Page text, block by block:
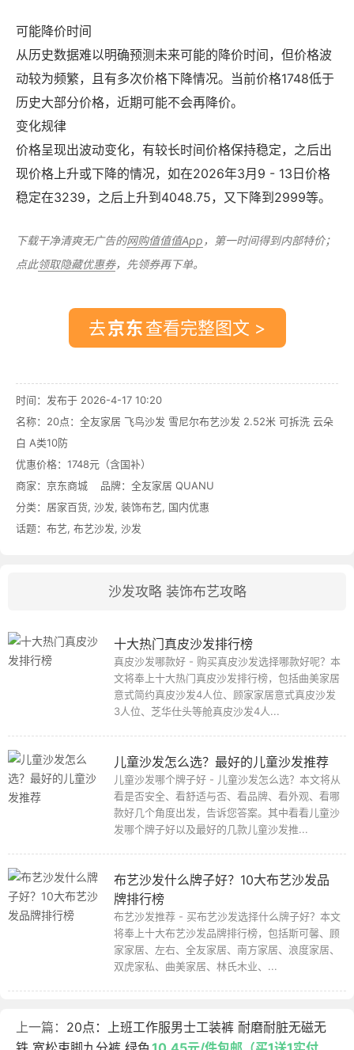
可能降价时间
从历史数据难以明确预测未来可能的降价时间，但价格波
动较为频繁，且有多次价格下降情况。当前价格1748低于
历史大部分价格，近期可能不会再降价。
变化规律
价格呈现出波动变化，有较长时间价格保持稳定，之后出
现价格上升或下降的情况，如在2026年3月9 - 13日价格
稳定在3239，之后上升到4048.75，又下降到2999等。
下载干净清爽无广告的网购值值值App ，第一时间得到内部特价；
点此领取隐藏优惠券，先领券再下单。
去 查看完整图文 >
时间：发布于 2026-4-17 10:20
名称： 20点：全友家居 飞鸟沙发 雪尼尔布艺沙发 2.52米 可拆洗 云朵
白 A类10防
优惠价格： 1748元（含国补）
商家： 京东商城 品牌： 全友家居 QUANU
分类： 居家百货, 沙发, 装饰布艺, 国内优惠
话题： 布艺, 布艺沙发, 沙发
沙发攻略 装饰布艺攻略
十大热门真皮沙发排行榜
真皮沙发哪款好 - 购买真皮沙发选择哪款好呢？本
文将奉上十大热门真皮沙发排行榜，包括曲美家居
意式简约真皮沙发4人位、顾家家居意式真皮沙发
3人位、芝华仕头等舱真皮沙发4人...
儿童沙发怎么选？最好的儿童沙发推荐
儿童沙发哪个牌子好 - 儿童沙发怎么选？本文将从
看是否安全、看舒适与否、看品牌、看外观、看哪
款好几个角度出发，告诉您答案。其中看看儿童沙
发哪个牌子好以及最好的几款儿童沙发推...
布艺沙发什么牌子好？10大布艺沙发品
牌排行榜
布艺沙发推荐 - 买布艺沙发选择什么牌子好？本文
将奉上十大布艺沙发品牌排行榜，包括斯可馨、顾
家家居、左右、全友家居、南方家居、浪度家居、
双虎家私、曲美家居、林氏木业、...
上一篇： 20点：上班工作服男士工装裤 耐磨耐脏无磁无